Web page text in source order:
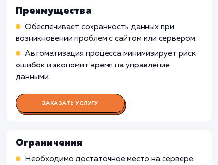
использование внешних носителей, могут
более эффективными и доступными.
конфиденциальностью данных
автоматического резервного копирования
конфиденциальностью данных, где
строгое управление доступом и хранение
рекомендуется обратиться к